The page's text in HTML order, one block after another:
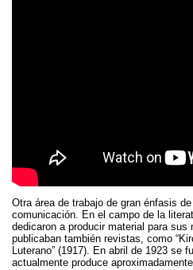
Otra área de trabajo de gran énfasis
comunicación. En el campo de la
dedicaron a producir material para
publicaban también revistas, como
Luterano” (1917). En abril de 1923 se
actualmente produce